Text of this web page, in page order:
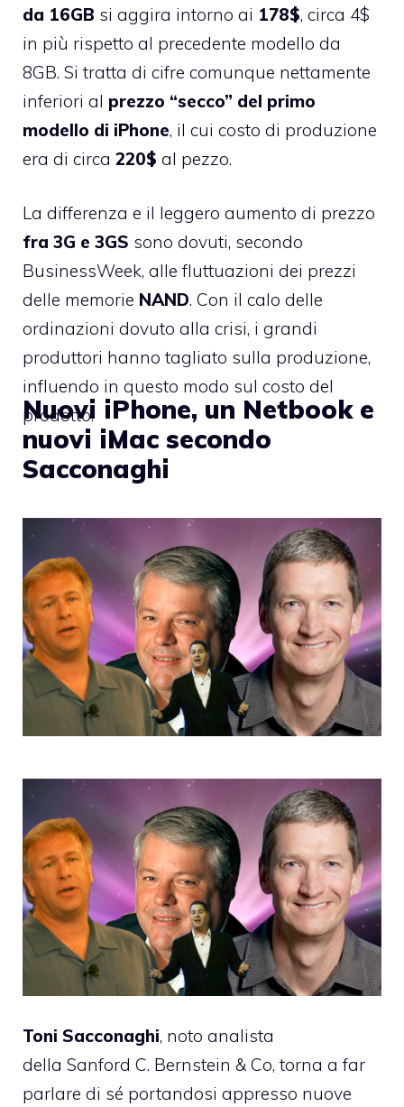
da 16GB si aggira intorno ai 178$, circa 4$
in più rispetto al precedente modello da
8GB. Si tratta di cifre comunque nettamente
inferiori al prezzo “secco” del primo
modello di iPhone, il cui costo di produzione
era di circa 220$ al pezzo.
La differenza e il leggero aumento di prezzo
fra 3G e 3GS sono dovuti, secondo
BusinessWeek, alle fluttuazioni dei prezzi
delle memorie NAND. Con il calo delle
ordinazioni dovuto alla crisi, i grandi
produttori hanno tagliato sulla produzione,
influendo in questo modo sul costo del
prodotto.
Nuovi iPhone, un Netbook e
nuovi iMac secondo
Sacconaghi
Toni Sacconaghi, noto analista
della Sanford C. Bernstein & Co, torna a far
parlare di sé portandosi appresso nuove